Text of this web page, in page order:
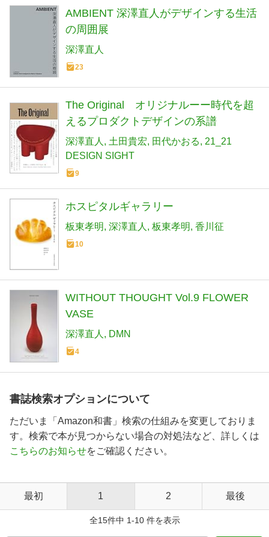
AMBIENT 深澤直人がデザインする生活
の周囲展
深澤直人
23
The Original オリジナルーー時代を超
えるプロダクトデザインの系譜
深澤直人 土田貴宏 田代かおる
21_21
DESIGN SIGHT
9
ホスピタルギャラリー
板東孝明 深澤直人 板東孝明 香川征
10
WITHOUT THOUGHT Vol.9 FLOWER
VASE
深澤直人 DMN
4
書誌検索オプションについて
ただいま「Amazon和書」検索の仕組みを変更しておりま
す。検索で本が見つからない場合の対処法など、詳しくは
こちらのお知らせをご確認ください。
最初 1 2 最後
全15件中 1-10 件を表示